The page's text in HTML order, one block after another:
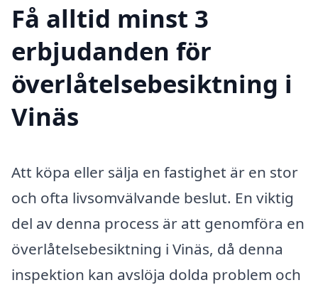
Få alltid minst 3
erbjudanden för
överlåtelsebesiktning i
Vinäs
Att köpa eller sälja en fastighet är en stor
och ofta livsomvälvande beslut. En viktig
del av denna process är att genomföra en
överlåtelsebesiktning i Vinäs, då denna
inspektion kan avslöja dolda problem och